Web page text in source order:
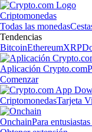
Criptomonedas
Todas las monedas
Tendencias
BitcoinEthereumXRP
Aplicación Crypto.com
Comenzar
CriptomonedasTarjeta
OnchainPara